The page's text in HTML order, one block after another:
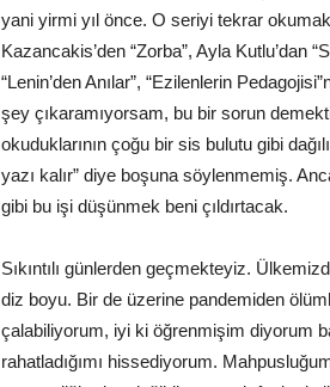
yani yirmi yıl önce. O seriyi tekrar
Kazancakis’den “Zorba”, Ayla Kutlu’dan
“Lenin’den Anılar”, “Ezilenlerin
şey çıkaramıyorsam, bu bir sorun
okuduklarının çoğu bir sis bulutu gibi
yazı kalır” diye boşuna söylenmemiş.
gibi bu işi düşünmek beni çıldırtacak.
Sıkıntılı günlerden geçmekteyiz.
diz boyu. Bir de üzerine pandemiden
çalabiliyorum, iyi ki öğrenmişim diyorum
rahatladığımı hissediyorum.